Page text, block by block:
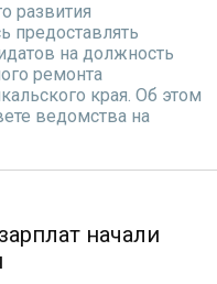
развития
предоставлять
на должность
ремонта
края. Об этом
ведомства на
начали